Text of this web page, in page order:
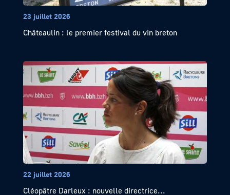
23 juillet 2026
Châteaulin : le premier festival du vin breton
22 juillet 2026
Cléopâtre Darleux : nouvelle directrice...